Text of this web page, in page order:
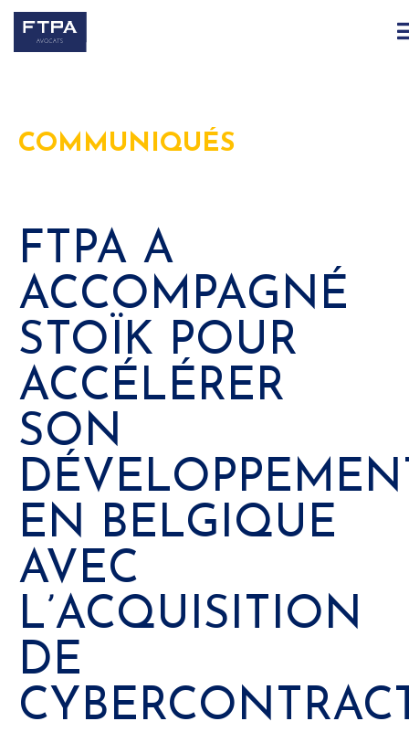
COMMUNIQUÉS
FTPA A
ACCOMPAGNÉ
STOÏK POUR
ACCÉLÉRER
SON
EN BELGIQUE
AVEC
L’ACQUISITION
DE